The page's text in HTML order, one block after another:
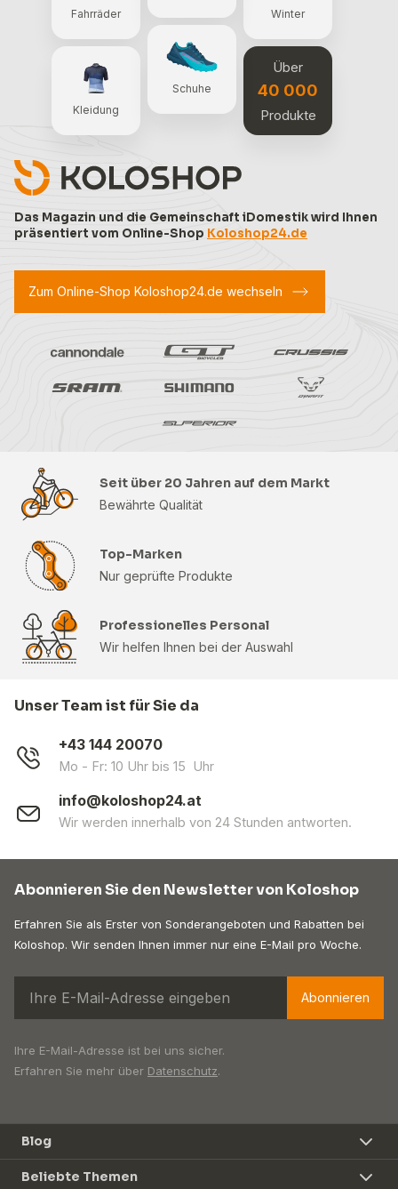
Das Magazin und die Gemeinschaft iDomestik wird Ihnen
präsentiert vom Online-Shop Koloshop24.de
Fahrräder
Winter
Kleidung
Schuhe
Über
40 000
Produkte
Zum Online-Shop Koloshop24.de wechseln
Seit über 20 Jahren auf dem Markt
Bewährte Qualität
Top-Marken
Nur geprüfte Produkte
Professionelles Personal
Wir helfen Ihnen bei der Auswahl
Unser Team ist für Sie da
+43 144 20070
Mo - Fr: 10 Uhr bis 15 Uhr
info@koloshop24.at
Wir werden innerhalb von 24 Stunden antworten.
Abonnieren Sie den Newsletter von Koloshop
Erfahren Sie als Erster von Sonderangeboten und Rabatten bei
Koloshop. Wir senden Ihnen immer nur eine E-Mail pro Woche.
Abonnieren
Ihre E-Mail-Adresse ist bei uns sicher.
Erfahren Sie mehr über Datenschutz.
Blog
Beliebte Themen